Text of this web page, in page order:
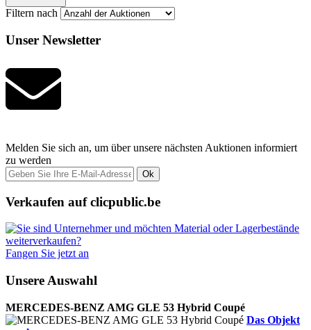
Filtern nach
Unser Newsletter
Melden Sie sich an, um über unsere nächsten Auktionen informiert
zu werden
Ok
Verkaufen auf clicpublic.be
Fangen Sie jetzt an
Unsere Auswahl
MERCEDES-BENZ AMG GLE 53 Hybrid Coupé
Das Objekt